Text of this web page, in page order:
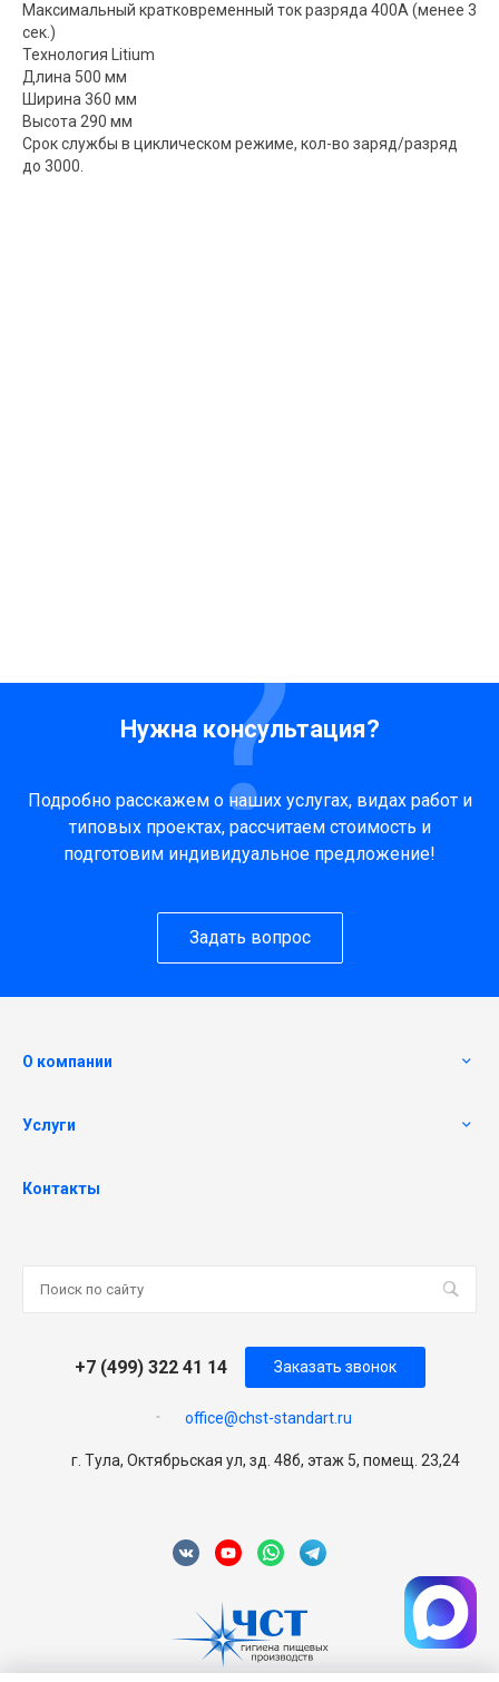
Максимальный кратковременный ток разряда 400A (менее 3
сек.)
Технология Litium
Длина 500 мм
Ширина 360 мм
Высота 290 мм
Срок службы в циклическом режиме, кол-во заряд/разряд
до 3000.
Нужна консультация?
Подробно расскажем о наших услугах, видах работ и
типовых проектах, рассчитаем стоимость и
подготовим индивидуальное предложение!
Задать вопрос
О компании
Услуги
Контакты
+7 (499) 322 41 14
office@chst-standart.ru
Заказать звонок
г. Тула, Октябрьская ул, зд. 48б, этаж 5, помещ. 23,24